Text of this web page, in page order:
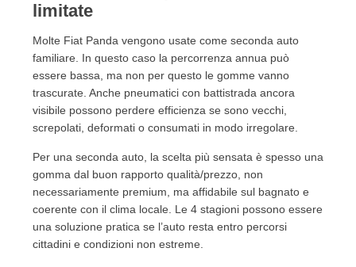
limitate
Molte Fiat Panda vengono usate come seconda auto
familiare. In questo caso la percorrenza annua può
essere bassa, ma non per questo le gomme vanno
trascurate. Anche pneumatici con battistrada ancora
visibile possono perdere efficienza se sono vecchi,
screpolati, deformati o consumati in modo irregolare.
Per una seconda auto, la scelta più sensata è spesso una
gomma dal buon rapporto qualità/prezzo, non
necessariamente premium, ma affidabile sul bagnato e
coerente con il clima locale. Le 4 stagioni possono essere
una soluzione pratica se l’auto resta entro percorsi
cittadini e condizioni non estreme.